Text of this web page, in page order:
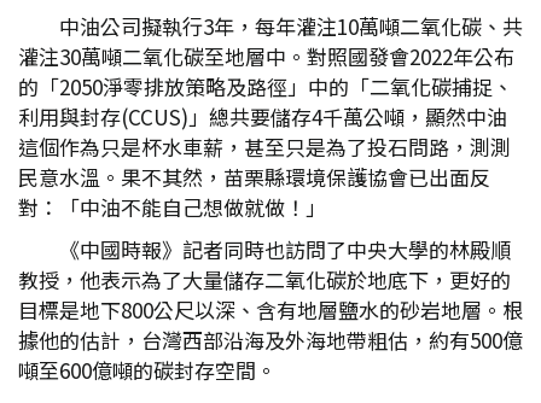
中油公司擬執行3年，每年灌注10萬噸二氧化碳、共
灌注30萬噸二氧化碳至地層中。對照國發會2022年公布
的「2050淨零排放策略及路徑」中的「二氧化碳捕捉、
利用與封存(CCUS)」總共要儲存4千萬公噸，顯然中油
這個作為只是杯水車薪，甚至只是為了投石問路，測測
民意水溫。果不其然，苗栗縣環境保護協會已出面反
對：「中油不能自己想做就做！」
《中國時報》記者同時也訪問了中央大學的林殿順
教授，他表示為了大量儲存二氧化碳於地底下，更好的
目標是地下800公尺以深、含有地層鹽水的砂岩地層。根
據他的估計，台灣西部沿海及外海地帶粗估，約有500億
噸至600億噸的碳封存空間。